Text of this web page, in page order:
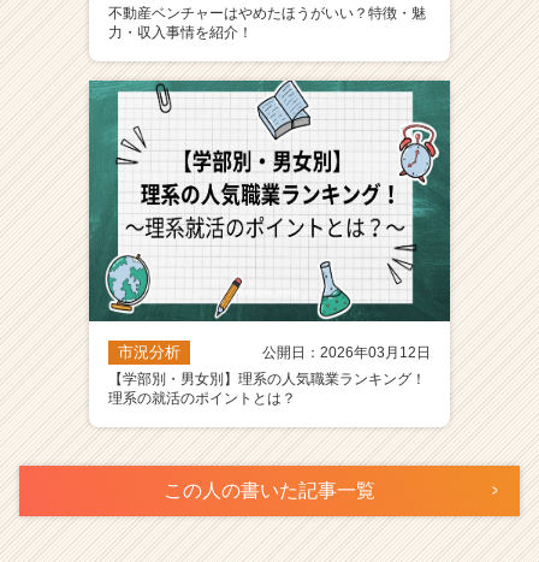
不動産ベンチャーはやめたほうがいい？特徴・魅
力・収入事情を紹介！
市況分析
公開日：2026年03月12日
【学部別・男女別】理系の人気職業ランキング！
理系の就活のポイントとは？
この人の書いた記事一覧